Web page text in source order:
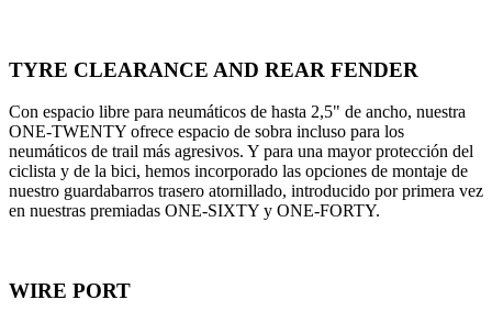
TYRE CLEARANCE AND REAR FENDER
Con espacio libre para neumáticos de hasta 2,5" de ancho, nuestra
ONE-TWENTY ofrece espacio de sobra incluso para los
neumáticos de trail más agresivos. Y para una mayor protección del
ciclista y de la bici, hemos incorporado las opciones de montaje de
nuestro guardabarros trasero atornillado, introducido por primera vez
en nuestras premiadas ONE-SIXTY y ONE-FORTY.
WIRE PORT